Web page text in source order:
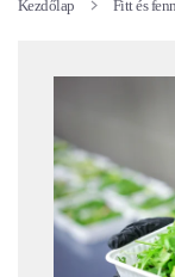
Kezdőlap Fitt és